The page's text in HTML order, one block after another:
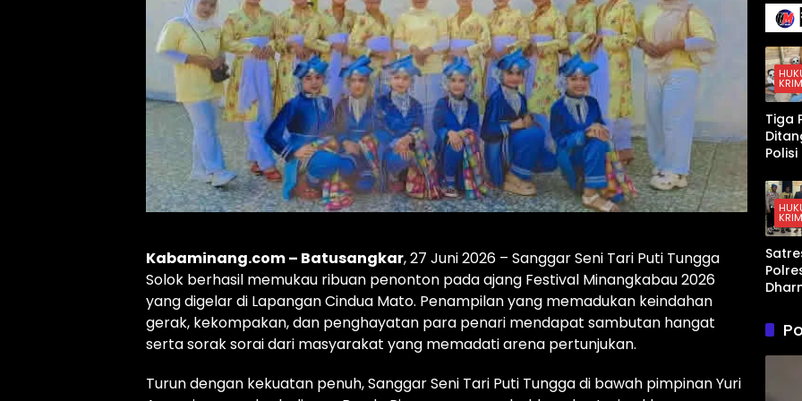
Kabaminang.com – Batusangkar, 27 Juni 2026 – Sanggar Seni Tari Puti Tungga
Solok berhasil memukau ribuan penonton pada ajang Festival Minangkabau 2026
yang digelar di Lapangan Cindua Mato. Penampilan yang memadukan keindahan
gerak, kekompakan, dan penghayatan para penari mendapat sambutan hangat
serta sorak sorai dari masyarakat yang memadati arena pertunjukan.
Turun dengan kekuatan penuh, Sanggar Seni Tari Puti Tungga di bawah pimpinan Yuri
gan
g
AS–
Iran
Tiga
an
Sabu
a,
Pria
n